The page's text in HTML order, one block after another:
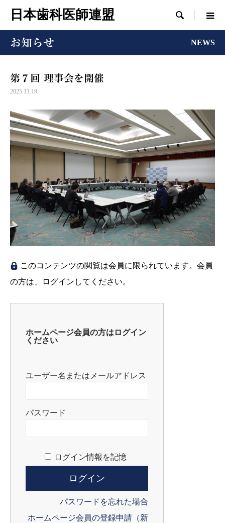
日本歯科医師連盟 
お知らせ NEWS
第７回 理事会を開催
2025.11.19
このコンテンツの閲覧は会員に限られています。会員
の方は、ログインしてください。
ホームページ会員の方はログイン
ください
ユーザー名またはメールアドレス
パスワード
ログイン情報を記憶
パスワードを忘れた場合
ホームページ会員の登録申請（新